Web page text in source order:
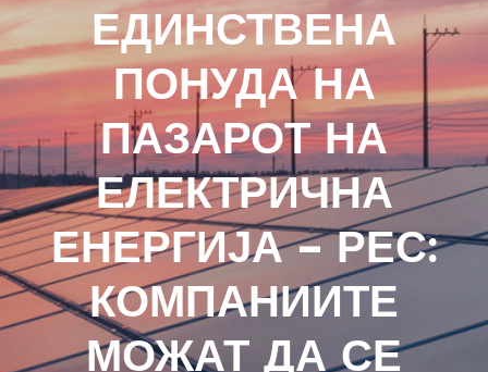
ЕДИНСТВЕНА
ПОНУДА НА
ПАЗАРОТ НА
ЕЛЕКТРИЧНА
ЕНЕРГИЈА – РЕС:
КОМПАНИИТЕ
МОЖАТ ДА СЕ